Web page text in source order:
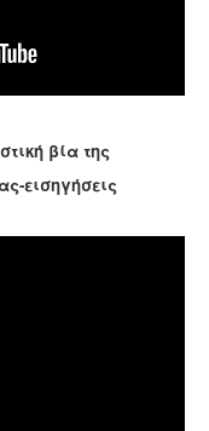
βία της
εισηγήσεις